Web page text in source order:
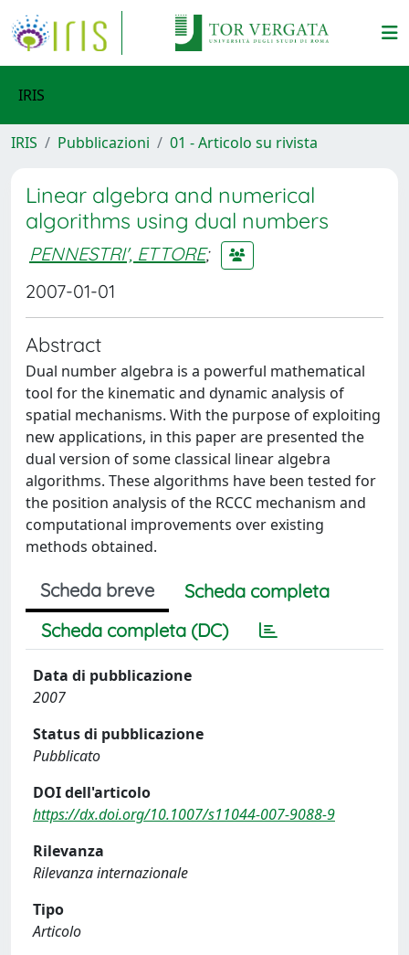
IRIS
IRIS Pubblicazioni 01 - Articolo su rivista
Linear algebra and numerical
algorithms using dual numbers
PENNESTRI', ETTORE;
2007-01-01
Abstract
Dual number algebra is a powerful mathematical
tool for the kinematic and dynamic analysis of
spatial mechanisms. With the purpose of exploiting
new applications, in this paper are presented the
dual version of some classical linear algebra
algorithms. These algorithms have been tested for
the position analysis of the RCCC mechanism and
computational improvements over existing
methods obtained.
Scheda breve
Scheda completa
Scheda completa (DC)
Data di pubblicazione
2007
Status di pubblicazione
Pubblicato
DOI dell'articolo
https://dx.doi.org/10.1007/s11044-007-9088-9
Rilevanza
Rilevanza internazionale
Tipo
Articolo